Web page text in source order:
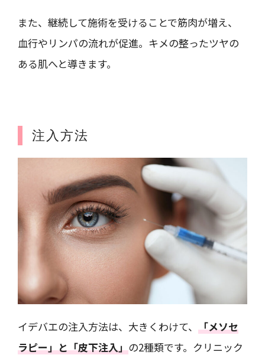
また、継続して施術を受けることで筋肉が増え、
血行やリンパの流れが促進。キメの整ったツヤの
ある肌へと導きます。
注入方法
イデバエの注入方法は、大きくわけて、 「メソセ
ラピー」と「皮下注入」の2種類です。クリニック